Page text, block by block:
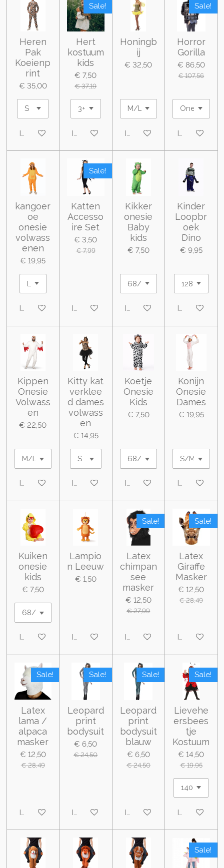
Heren
Pak
Koeienp
rint
€ 35,00
In winkelwagen
Sale!
Hert
kostuum
kids
€ 7,50
€ 37,19
In winkelwagen
Honingb
ij
€ 32,50
In winkelwagen
Sale!
Horror
Gorilla
€ 86,50
€ 107,56
In
kangoer
oe
onesie
volwass
enen
€ 19,95
In winkelwagen
Sale!
Katten
Accesso
ire Set
€ 3,50
€ 7,99
In winkelwagen
Kikker
onesie
Baby
kids
€ 7,50
In winkelwagen
Kinder
Loopbr
oek
Dino
€ 9,95
In
Kippen
Onesie
Volwass
en
€ 22,50
In winkelwagen
Kitty kat
verklee
d dames
volwass
en
€ 14,95
In winkelwagen
Koetje
Onesie
Kids
€ 7,50
In winkelwagen
Konijn
Onesie
Dames
€ 19,95
In
Kuiken
onesie
kids
€ 7,50
In winkelwagen
Lampio
n Leeuw
€ 1,50
In winkelwagen
Sale!
Latex
chimpan
see
masker
€ 12,50
€ 27,99
In winkelwagen
Sale!
Latex
Giraffe
Masker
€ 12,50
€ 28,49
In
Sale!
Latex
lama /
alpaca
masker
€ 12,50
€ 28,49
In winkelwagen
Sale!
Leopard
print
bodysuit
€ 6,50
€ 24,50
In winkelwagen
Sale!
Leopard
print
bodysuit
blauw
€ 6,50
€ 24,50
In winkelwagen
Sale!
Lievehe
ersbees
tje
Kostuum
€ 14,50
€ 19,95
In
Sale!